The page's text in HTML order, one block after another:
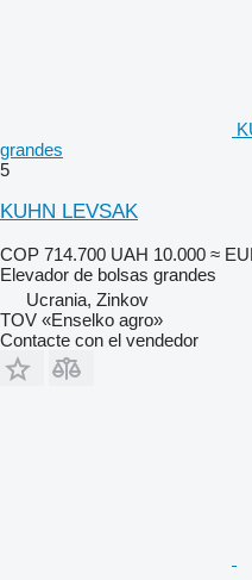
grandes
5
KUHN LEVSAK
COP 714.700 UAH 10.000 ≈
Elevador de bolsas grandes
Ucrania, Zinkov
TOV «Enselko agro»
Contacte con el vendedor